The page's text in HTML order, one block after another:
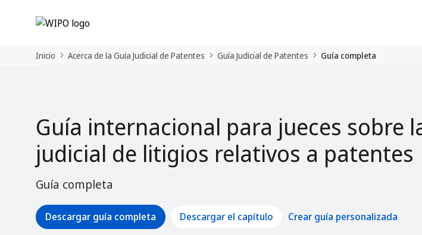
Inicio Acerca de la Guía Judicial de Patentes Guía Judicial de Patentes Guía completa
Guía internacional para jueces sobre
judicial de litigios relativos a patentes
Guía completa
Descargar guía completa Descargar el capítulo Crear guía personalizada